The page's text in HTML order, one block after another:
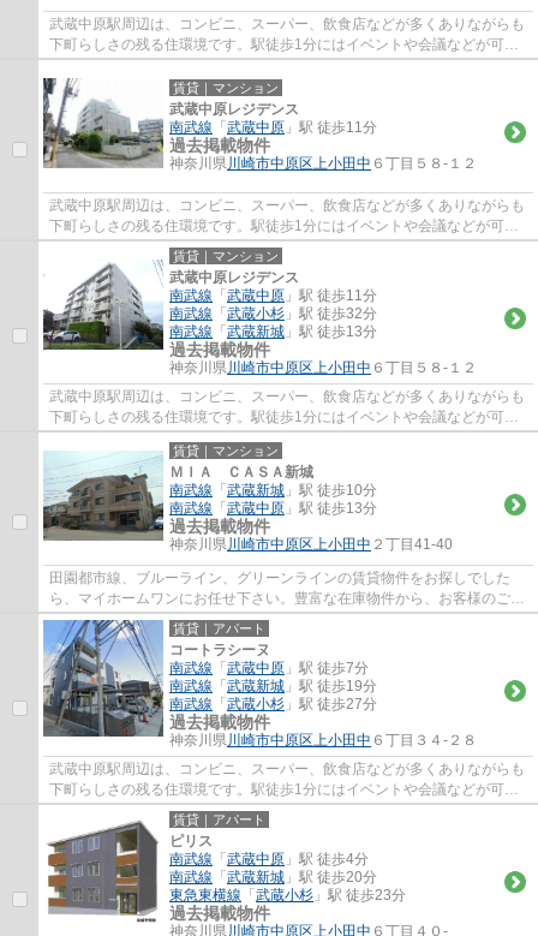
武蔵中原駅周辺は、コンビニ、スーパー、飲食店などが多くありながらも
下町らしさの残る住環境です。駅徒歩1分にはイベントや会議などが可能
な「エポック中原」がございます。田園都市...
賃貸｜マンション
武蔵中原レジデンス
南武線 「 武蔵中原 」駅 徒歩11分
過去掲載物件
神奈川県川崎市中原区上小田中 ６丁目５８-１２
武蔵中原駅周辺は、コンビニ、スーパー、飲食店などが多くありながらも
下町らしさの残る住環境です。駅徒歩1分にはイベントや会議などが可能
な「エポック中原」がございます。田園都市...
賃貸｜マンション
武蔵中原レジデンス
南武線 「 武蔵中原 」駅 徒歩11分
南武線 「 武蔵小杉 」駅 徒歩32分
南武線 「 武蔵新城 」駅 徒歩13分
過去掲載物件
神奈川県川崎市中原区上小田中 ６丁目５８-１２
武蔵中原駅周辺は、コンビニ、スーパー、飲食店などが多くありながらも
下町らしさの残る住環境です。駅徒歩1分にはイベントや会議などが可能
な「エポック中原」がございます。田園都市...
賃貸｜マンション
ＭＩＡ ＣＡＳＡ新城
南武線 「 武蔵新城 」駅 徒歩10分
南武線 「 武蔵中原 」駅 徒歩13分
過去掲載物件
神奈川県川崎市中原区上小田中 ２丁目41-40
田園都市線、ブルーライン、グリーンラインの賃貸物件をお探しでした
ら、マイホームワンにお任せ下さい。豊富な在庫物件から、お客様のご要
望に合うお部屋をご提案致します。
賃貸｜アパート
コートラシーヌ
南武線 「 武蔵中原 」駅 徒歩7分
南武線 「 武蔵新城 」駅 徒歩19分
南武線 「 武蔵小杉 」駅 徒歩27分
過去掲載物件
神奈川県川崎市中原区上小田中 ６丁目３４-２８
武蔵中原駅周辺は、コンビニ、スーパー、飲食店などが多くありながらも
下町らしさの残る住環境です。駅徒歩1分にはイベントや会議などが可能
な「エポック中原」がございます。 田園都...
賃貸｜アパート
ピリス
南武線 「 武蔵中原 」駅 徒歩4分
南武線 「 武蔵新城 」駅 徒歩20分
東急東横線 「 武蔵小杉 」駅 徒歩23分
過去掲載物件
神奈川県川崎市中原区上小田中 ６丁目４０-